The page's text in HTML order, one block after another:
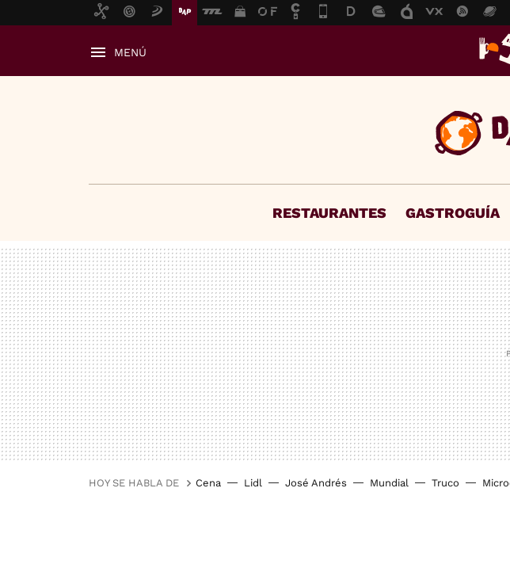
MENÚ
RESTAURANTES GASTROGUÍA
HOY SE HABLA DE Cena Lidl José Andrés Mundial Truco